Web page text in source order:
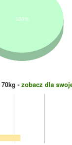
100%
70kg - zobacz dla